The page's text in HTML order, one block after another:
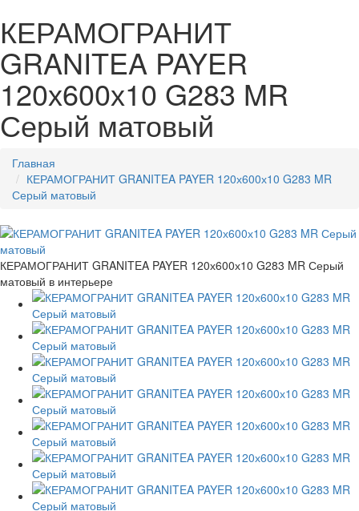
КЕРАМОГРАНИТ
GRANITEA PAYER
120х600х10 G283 MR
Серый матовый
Главная
КЕРАМОГРАНИТ GRANITEA PAYER 120х600х10 G283 MR
Серый матовый
КЕРАМОГРАНИТ GRANITEA PAYER 120х600х10 G283 MR Серый
матовый в интерьере